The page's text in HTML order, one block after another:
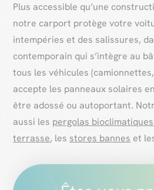
Plus accessible qu’une
notre carport protège votre
intempéries et des salissures,
contemporain qui s’intègre au
tous les véhicules
accepte les panneaux solaires
être adossé ou autoportant.
aussi les pergolas bioclimatiques
terrasse, les stores bannes et